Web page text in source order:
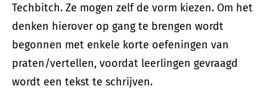
Techbitch. Ze mogen zelf de vorm kiezen. Om het
denken hierover op gang te brengen wordt
begonnen met enkele korte oefeningen van
praten/vertellen, voordat leerlingen gevraagd
wordt een tekst te schrijven.